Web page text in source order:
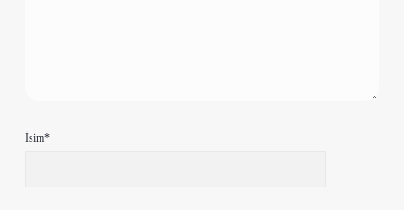
İsim*